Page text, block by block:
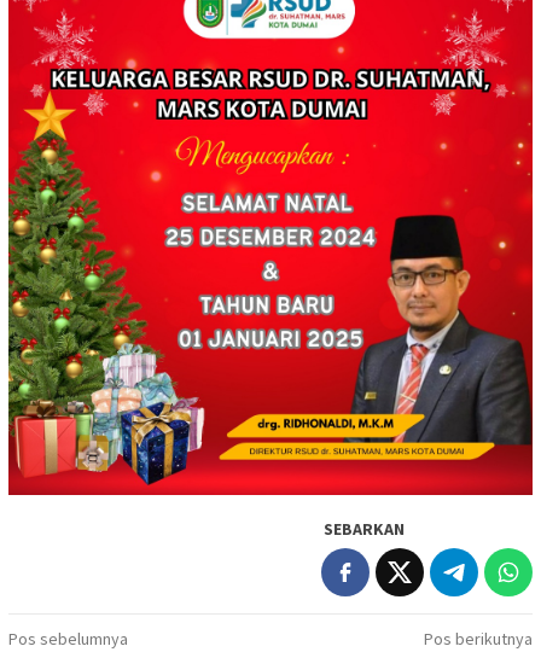
SEBARKAN
Navigasi
Pos sebelumnya Pos berikutnya